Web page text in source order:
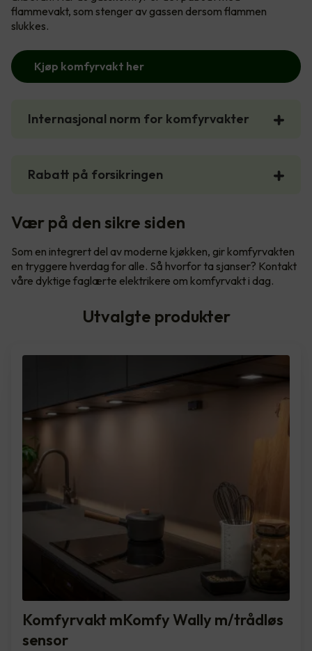
flammevakt, som stenger av gassen dersom flammen
slukkes.
Kjøp komfyrvakt her
Internasjonal norm for komfyrvakter
Rabatt på forsikringen
Vær på den sikre siden
Som en integrert del av moderne kjøkken, gir komfyrvakten
en tryggere hverdag for alle. Så hvorfor ta sjanser? Kontakt
våre dyktige faglærte elektrikere om komfyrvakt i dag.
Utvalgte produkter
Komfyrvakt mKomfy Wally m/trådløs
sensor